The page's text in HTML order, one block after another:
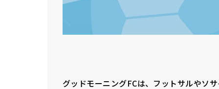
グッドモーニングFCは、フットサルやソ